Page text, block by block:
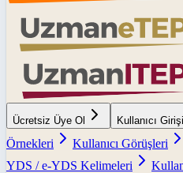
Ücretsiz Üye Ol Kullanıcı Girişi
Örnekleri
Kullanıcı Görüşleri
YDS / e-YDS Kelimeleri